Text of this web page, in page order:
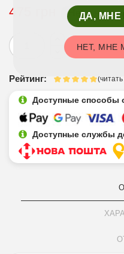
475 грн Нет в
Рейтинг:
Доступные способы
Доступные службы
ДА, МНЕ
НЕТ, МНЕ